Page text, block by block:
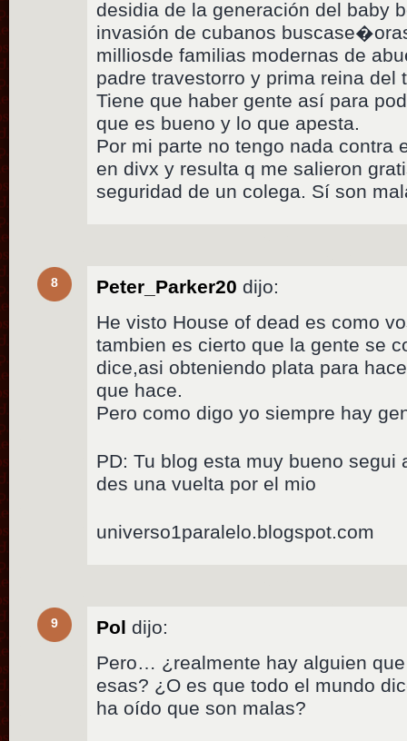
desidia de la generación del baby
invasión de cubanos
milliosde familias modernas de
padre travestorro y prima reina del
Tiene que haber gente así para
que es bueno y lo que apesta.
Por mi parte no tengo nada contra
en divx y resulta q me salieron
seguridad de un colega. Sí son
8 Peter_Parker20 dijo:
He visto House of dead es como
tambien es cierto que la gente se
dice,asi obteniendo plata para
que hace.
Pero como digo yo siempre hay
PD: Tu blog esta muy bueno segui
des una vuelta por el mio
universo1paralelo.blogspot.com
9 Pol dijo:
Pero… ¿realmente hay alguien
esas? ¿O es que todo el mundo
ha oído que son malas?